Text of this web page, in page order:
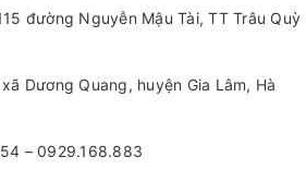
đường Nguyễn Mậu Tài, TT Trâu Quỳ
Dương Quang, huyện Gia Lâm, Hà
– 0929.168.883